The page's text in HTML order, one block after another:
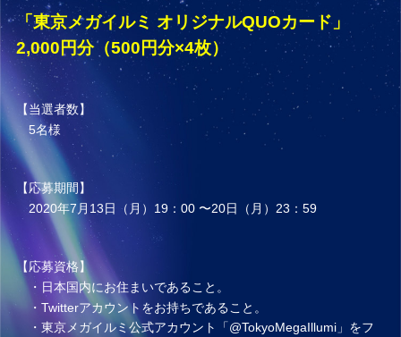
「東京メガイルミ オリジナルQUOカード」
2,000円分（500円分×4枚）
【当選者数】
5名様
【応募期間】
2020年7⽉13⽇（月）19：00 〜20⽇（月）23：59
【応募資格】
・日本国内にお住まいであること。
・Twitterアカウントをお持ちであること。
・東京メガイルミ公式アカウント「@TokyoMegaIllumi」をフ